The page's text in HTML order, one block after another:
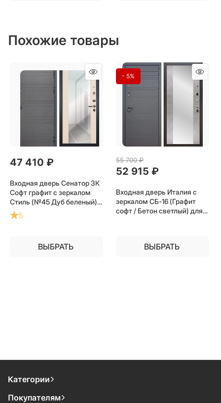
Похожие товары
47 410 ₽
Входная дверь Сенатор 3К
Софт графит с зеркалом
Стиль (№45 Дуб беленый)
для установки в квартиру
5
ВЫБРАТЬ
- 5%
55 700 ₽
52 915 ₽
Входная дверь Италия с
зеркалом СБ-16 (Графит
софт / Бетон светлый) для
ВЫБРАТЬ
Категории
Покупателям